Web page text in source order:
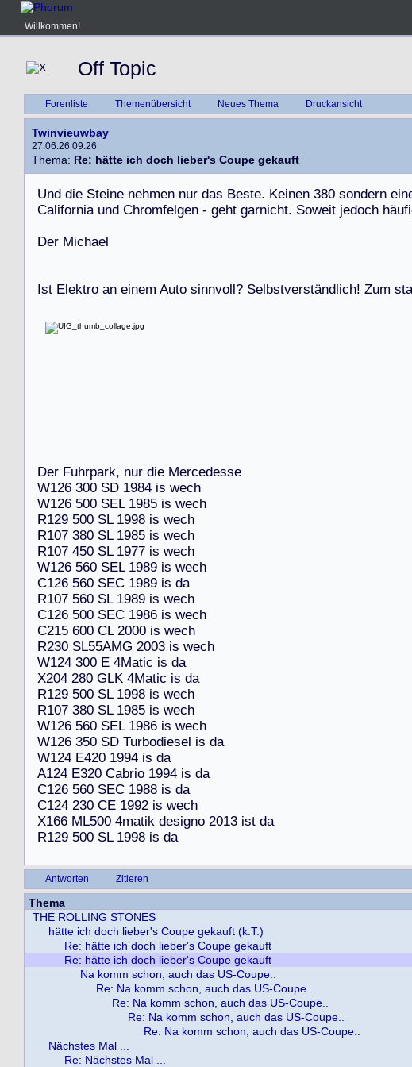
Willkommen!
Off Topic
Forenliste Themenübersicht Neues Thema Druckansicht
Twinvieuwbay
27.06.26 09:26
Thema: Re: hätte ich doch lieber's Coupe gekauft
Und die Steine nehmen nur das Beste. Keinen 380 sondern ein
California und Chromfelgen - geht garnicht. Soweit jedoch häufi
Der Michael
Ist Elektro an einem Auto sinnvoll? Selbstverständlich! Zum sta
Der Fuhrpark, nur die Mercedesse
W126 300 SD 1984 is wech
W126 500 SEL 1985 is wech
R129 500 SL 1998 is wech
R107 380 SL 1985 is wech
R107 450 SL 1977 is wech
W126 560 SEL 1989 is wech
C126 560 SEC 1989 is da
R107 560 SL 1989 is wech
C126 500 SEC 1986 is wech
C215 600 CL 2000 is wech
R230 SL55AMG 2003 is wech
W124 300 E 4Matic is da
X204 280 GLK 4Matic is da
R129 500 SL 1998 is wech
R107 380 SL 1985 is wech
W126 560 SEL 1986 is wech
W126 350 SD Turbodiesel is da
W124 E420 1994 is da
A124 E320 Cabrio 1994 is da
C126 560 SEC 1988 is da
C124 230 CE 1992 is wech
X166 ML500 4matik designo 2013 ist da
R129 500 SL 1998 is da
Antworten Zitieren
Thema
THE ROLLING STONES
hätte ich doch lieber's Coupe gekauft (k.T.)
Re: hätte ich doch lieber's Coupe gekauft
Re: hätte ich doch lieber's Coupe gekauft
Na komm schon, auch das US-Coupe..
Re: Na komm schon, auch das US-Coupe..
Re: Na komm schon, auch das US-Coupe..
Re: Na komm schon, auch das US-Coupe..
Re: Na komm schon, auch das US-Coupe..
Nächstes Mal ...
Re: Nächstes Mal ...